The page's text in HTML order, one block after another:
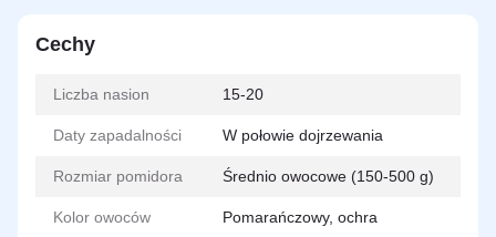
Cechy
Liczba nasion 15-20
Daty zapadalności W połowie dojrzewania
Rozmiar pomidora Średnio owocowe (150-500 g)
Kolor owoców Pomarańczowy, ochra